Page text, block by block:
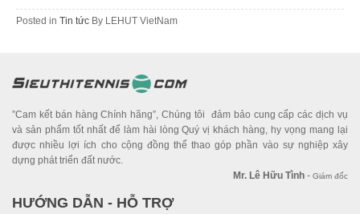
Posted in Tin tức By LEHUT VietNam
”Cam kết bán hàng Chính hãng”, Chúng tôi đảm bảo cung cấp các dịch vụ
và sản phẩm tốt nhất để làm hài lòng Quý vị khách hàng, hy vọng mang lại
được nhiều lợi ích cho cộng đồng thể thao góp phần vào sự nghiệp xây
dựng phát triển đất nước.
Mr. Lê Hữu Tình - Giám đốc
HƯỚNG DẪN - HỖ TRỢ